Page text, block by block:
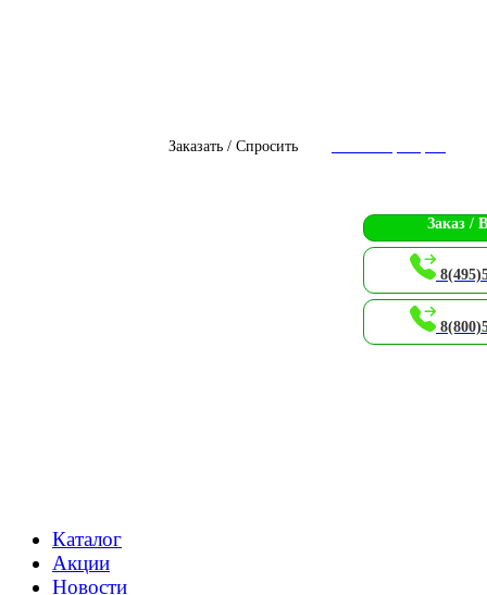
Заказать / Спросить
Заказ /
Каталог
Акции
Новости